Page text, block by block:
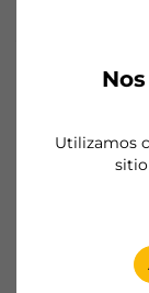
Utilizamos
mueble
2034021/
Ficha de